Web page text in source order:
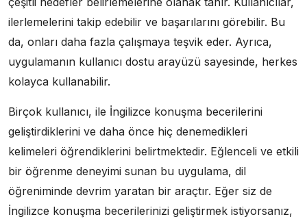
ilerlemelerini takip edebilir ve başarılarını görebilir. Bu
da, onları daha fazla çalışmaya teşvik eder. Ayrıca,
uygulamanın kullanıcı dostu arayüzü sayesinde, herkes
kolayca kullanabilir.
Birçok kullanıcı, ile İngilizce konuşma becerilerini
geliştirdiklerini ve daha önce hiç denemedikleri
kelimeleri öğrendiklerini belirtmektedir. Eğlenceli ve etkili
bir öğrenme deneyimi sunan bu uygulama, dil
öğreniminde devrim yaratan bir araçtır. Eğer siz de
İngilizce konuşma becerilerinizi geliştirmek istiyorsanız,